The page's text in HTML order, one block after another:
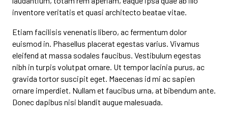
inventore veritatis et quasi architecto beatae vitae.
Etiam facilisis venenatis libero, ac fermentum dolor
euismod in. Phasellus placerat egestas varius. Vivamus
eleifend at massa sodales faucibus. Vestibulum egestas
nibh in turpis volutpat ornare. Ut tempor lacinia purus, ac
gravida tortor suscipit eget. Maecenas id mi ac sapien
ornare imperdiet. Nullam et faucibus urna, at bibendum ante.
Donec dapibus nisi blandit augue malesuada.